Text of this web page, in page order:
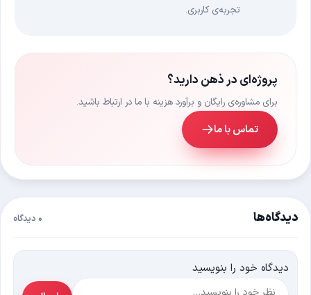
تجربه‌ی کاربری.
پروژه‌ای در ذهن دارید؟
برای مشاوره‌ی رایگان و برآورد هزینه با ما در ارتباط باشید.
تماس با ما
دیدگاه‌ها ۰ دیدگاه
دیدگاه خود را بنویسید
متن